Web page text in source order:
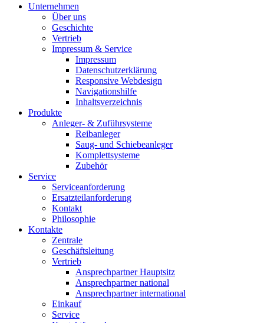
Unternehmen
Über uns
Geschichte
Vertrieb
Impressum & Service
Impressum
Datenschutzerklärung
Responsive Webdesign
Navigationshilfe
Inhaltsverzeichnis
Produkte
Anleger- & Zuführsysteme
Reibanleger
Saug- und Schiebeanleger
Komplettsysteme
Zubehör
Service
Serviceanforderung
Ersatzteilanforderung
Kontakt
Philosophie
Kontakte
Zentrale
Geschäftsleitung
Vertrieb
Ansprechpartner Hauptsitz
Ansprechpartner national
Ansprechpartner international
Einkauf
Service